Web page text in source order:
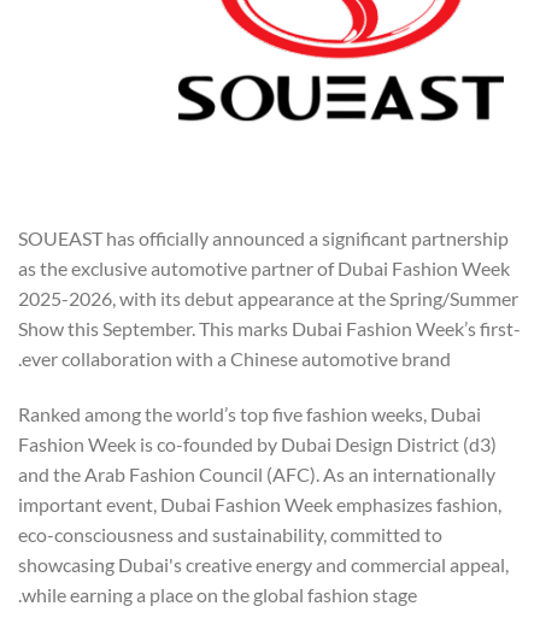
SOUEAST has officially announced a significant partnership
as the exclusive automotive partner of Dubai Fashion Week
2025-2026, with its debut appearance at the Spring/Summer
Show this September. This marks Dubai Fashion Week’s first-
ever collaboration with a Chinese automotive brand.
Ranked among the world’s top five fashion weeks, Dubai
Fashion Week is co-founded by Dubai Design District (d3)
and the Arab Fashion Council (AFC). As an internationally
important event, Dubai Fashion Week emphasizes fashion,
eco-consciousness and sustainability, committed to
showcasing Dubai's creative energy and commercial appeal,
while earning a place on the global fashion stage.